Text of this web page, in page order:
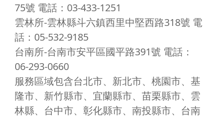
75號 電話：03-433-1251
雲林所-雲林縣斗六鎮西里中堅西路318號 電
話：05-532-9185
台南所-台南市安平區國平路391號 電話：
06-293-0660
服務區域包含台北市、新北市、桃園市、基
隆市、新竹縣市、宜蘭縣市、苗栗縣市、雲
林縣、台中市、彰化縣市、南投縣市、台南